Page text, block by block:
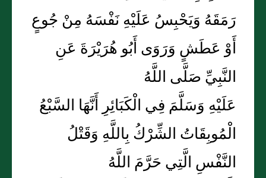
رَمَقَهُ وَيَحْبِسُ عَلَيْهِ نَفْسَهُ مِنْ جُوعٍ
أَوْ عَطَشٍ وَرَوَى أَبُو هُرَيْرَةَ عَنِ
النَّبِيِّ صَلَّى اللَّهُ
عَلَيْهِ وَسَلَّمَ فِي الْكَبَائِرِ أَنَّهَا السَّبْعُ
الْمُوبِقَاتُ الشِّرْكُ بِاللَّهِ وَقَتْلُ
النَّفْسِ الَّتِي حَرَّمَ اللَّهُ